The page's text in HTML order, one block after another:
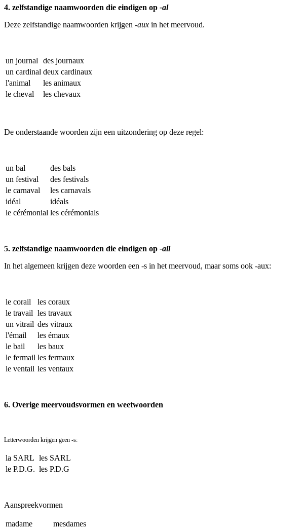
4. zelfstandige naamwoorden die eindigen op -al
Deze zelfstandige naamwoorden krijgen -aux in het meervoud.
un journal
des journaux
un cardinal deux cardinaux
l'animal
les animaux
le cheval
les chevaux
De onderstaande woorden zijn een uitzondering op deze regel:
un bal
des bals
un festival
des festivals
le carnaval
les carnavals
idéal
idéals
le cérémonial les cérémonials
5. zelfstandige naamwoorden die eindigen op -ail
In het algemeen krijgen deze woorden een -s in het meervoud, maar soms ook -aux:
le corail
les coraux
le travail les travaux
un vitrail des vitraux
l'émail
les émaux
le bail
les baux
le fermail les fermaux
le ventail les ventaux
6. Overige meervoudsvormen en weetwoorden
Letterwoorden krijgen geen -s:
la SARL les SARL
le P.D.G. les P.D.G
Aanspreekvormen
madame mesdames